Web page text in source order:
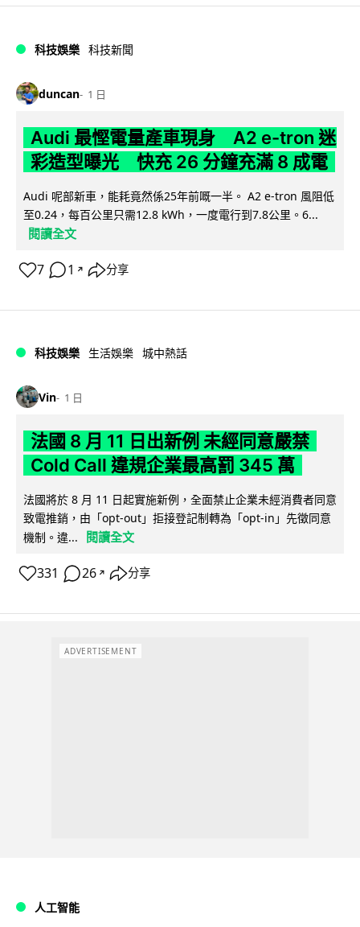
科技娛樂 科技新聞
duncan 1 日
Audi 最慳電量產車現身 A2 e-tron 迷
彩造型曝光 快充 26 分鐘充滿 8 成電
Audi 呢部新車，能耗竟然係25年前嘅一半。 A2 e-tron 風阻低
至0.24，每百公里只需12.8 kWh，一度電行到7.8公里。6...
閱讀全文
7 1 ↗ 分享
科技娛樂 生活娛樂 城中熱話
Vin 1 日
法國 8 月 11 日出新例 未經同意嚴禁
Cold Call 違規企業最高罰 345 萬
法國將於 8 月 11 日起實施新例，全面禁止企業未經消費者同意
致電推銷，由「opt-out」拒接登記制轉為「opt-in」先徵同意
機制。違...
閱讀全文
331 26 ↗ 分享
ADVERTISEMENT
人工智能